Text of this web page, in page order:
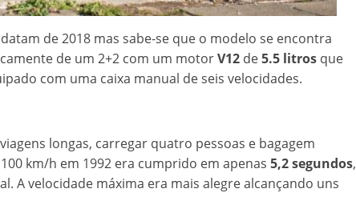
de 2018 mas sabe-se que o modelo se encontra
de um 2+2 com um motorV12 de5.5 litros que
com uma caixa manual de seis velocidades.
longas, carregar quatro pessoas e bagagem
km/h em 1992 era cumprido em apenas 5,2 segundos,
A velocidade máxima era mais alegre alcançando uns